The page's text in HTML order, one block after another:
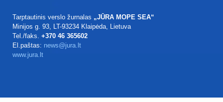
Tarptautinis verslo žurnalas „JŪRA MOPE SEA“
Minijos g. 93, LT-93234 Klaipėda, Lietuva
Tel./faks. +370 46 365602
El.paštas: news@jura.lt
www.jura.lt